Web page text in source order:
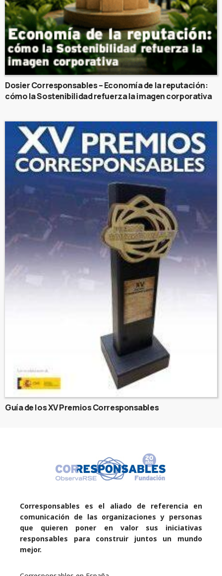
Dosier Corresponsables – Economía de la reputación:
cómo la Sostenibilidad refuerza la imagen corporativa
Guía de los XV Premios Corresponsables
Corresponsables es el aliado de referencia en
comunicación de las organizaciones y personas
que quieren poner en valor sus iniciativas
responsables para construir juntos un mundo
mejor.